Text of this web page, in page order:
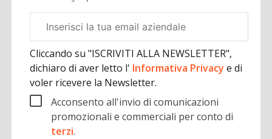
aziendale
Cliccando su "ISCRIVITI ALLA NEWSLETTER",
dichiaro di aver letto l' Informativa Privacye di
voler ricevere la Newsletter.
Acconsento all'invio di comunicazioni
promozionali e commerciali per conto di
terzi.